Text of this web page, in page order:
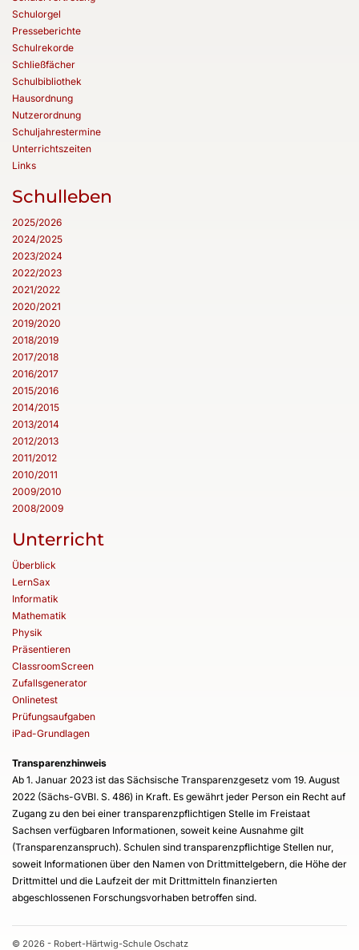
Schulorgel
Presseberichte
Schulrekorde
Schließfächer
Schulbibliothek
Hausordnung
Nutzerordnung
Schuljahrestermine
Unterrichtszeiten
Links
Schulleben
2025/2026
2024/2025
2023/2024
2022/2023
2021/2022
2020/2021
2019/2020
2018/2019
2017/2018
2016/2017
2015/2016
2014/2015
2013/2014
2012/2013
2011/2012
2010/2011
2009/2010
2008/2009
Unterricht
Überblick
LernSax
Informatik
Mathematik
Physik
Präsentieren
ClassroomScreen
Zufallsgenerator
Onlinetest
Prüfungsaufgaben
iPad-Grundlagen
Transparenzhinweis
Ab 1. Januar 2023 ist das Sächsische Transparenzgesetz vom 19. August
2022 (Sächs-GVBl. S. 486) in Kraft. Es gewährt jeder Person ein Recht auf
Zugang zu den bei einer transparenzpflichtigen Stelle im Freistaat
Sachsen verfügbaren Informationen, soweit keine Ausnahme gilt
(Transparenzanspruch). Schulen sind transparenzpflichtige Stellen nur,
soweit Informationen über den Namen von Drittmittelgebern, die Höhe der
Drittmittel und die Laufzeit der mit Drittmitteln finanzierten
abgeschlossenen Forschungsvorhaben betroffen sind.
© 2026 - Robert-Härtwig-Schule Oschatz